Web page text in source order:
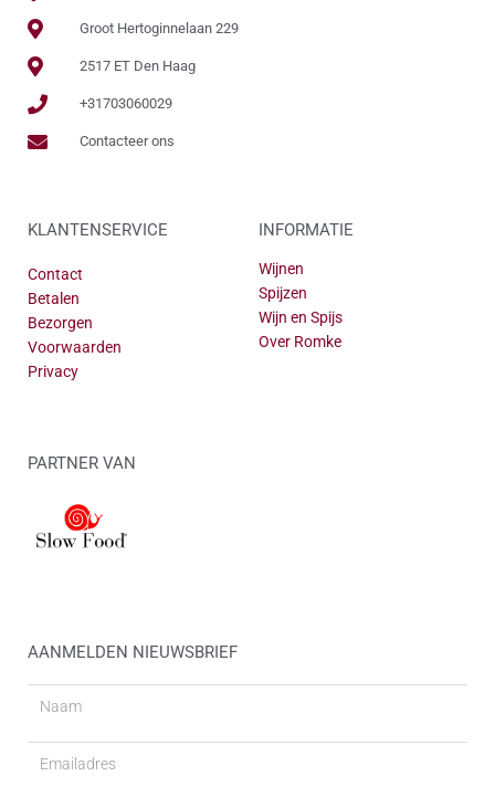
Groot Hertoginnelaan 229
2517 ET Den Haag
+31703060029
Contacteer ons
KLANTENSERVICE
Contact
Betalen
Bezorgen
Voorwaarden
Privacy
INFORMATIE
Wijnen
Spijzen
Wijn en Spijs
Over Romke
PARTNER VAN
AANMELDEN NIEUWSBRIEF